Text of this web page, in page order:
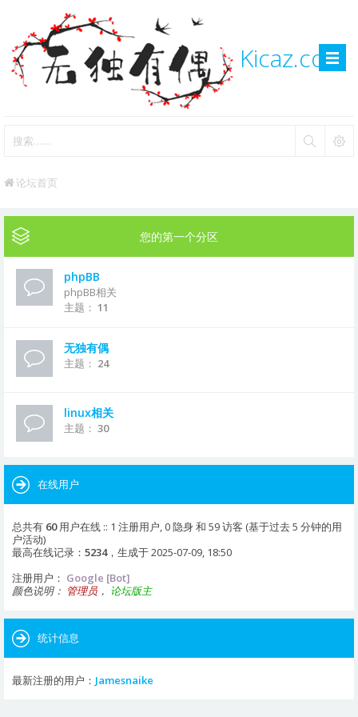
Kicaz.com
论坛首页
您的第一个分区
phpBB
phpBB相关
主题： 11
无独有偶
主题： 24
linux相关
主题： 30
在线用户
总共有 60用户在线 :: 1 注册用户, 0 隐身 和 59 访客 (基于过去 5 分钟的用
户活动)
最高在线记录： 5234，生成于 2025-07-09, 18:50
注册用户： Google [Bot]
颜色说明： 管理员 ， 论坛版主
统计信息
最新注册的用户： Jamesnaike